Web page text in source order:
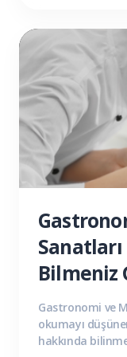
Bilmeniz
Gastronomi ve
okumayı
hakkında